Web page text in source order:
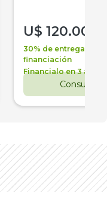
U$ 120.000
30% de entrega +
financiación
Financialo en 3 años
Consultar